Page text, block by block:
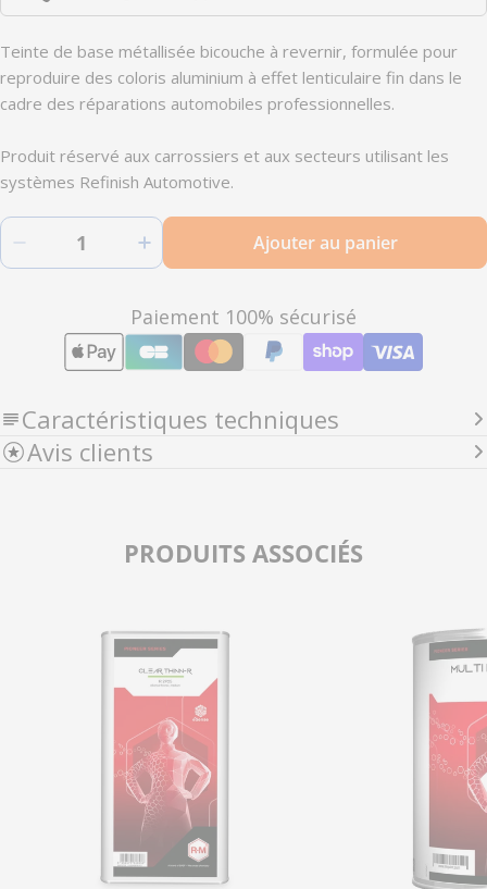
Teinte de base métallisée bicouche à revernir, formulée pour
reproduire des coloris aluminium à effet lenticulaire fin dans le
cadre des réparations automobiles professionnelles.
Produit réservé aux carrossiers et aux secteurs utilisant les
systèmes Refinish Automotive.
Quantité
Diminuer la quantité pour HB120 - Peinture
Augmenter la quantité pour
Ajouter au panier
Paiement 100% sécurisé
Modes
de
paiement
Caractéristiques techniques
Avis clients
PRODUITS ASSOCIÉS